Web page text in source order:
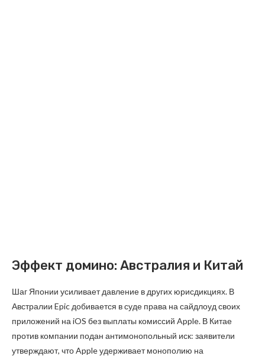
Эффект домино: Австралия и Китай
Шаг Японии усиливает давление в других юрисдикциях. В
Австралии Epic добивается в суде права на сайдлоуд своих
приложений на iOS без выплаты комиссий Apple. В Китае
против компании подан антимонопольный иск: заявители
утверждают, что Apple удерживает монополию на